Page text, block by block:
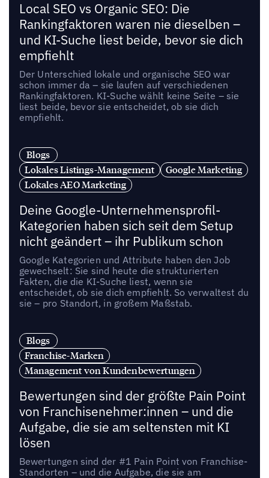
Local SEO vs Organic SEO: Die
Rankingfaktoren waren nie dieselben –
und KI-Suche liest beide, bevor sie dich
empfiehlt
Der Unterschied lokale und organische SEO war
schon immer da – sie laufen auf verschiedenen
Rankingfaktoren. KI-Suche wählt keine Seite – sie
liest beide, bevor sie entscheidet, ob sie dich
empfiehlt.
Blogs
Lokales Listings-Management
Google Marketing
Lokales AEO Marketing
Deine Google-Unternehmensprofil-
Kategorien haben sich seit dem Setup
nicht geändert – ihr Publikum schon
Google Kategorien und Attribute haben den Job
gewechselt: Sie sind heute die strukturierten
Fakten, die die KI-Suche liest, wenn sie
entscheidet, ob sie dich empfiehlt. So verwaltest du
sie – pro Standort, in großem Maßstab.
Blogs
Franchise-Marken
Management von Kundenbewertungen
Bewertungen sind der größte Pain Point
von Franchisenehmer:innen – und die
Aufgabe, die sie am seltensten mit KI
lösen
Bewertungen sind der #1 Pain Point von Franchise-
Standorten – und die Aufgabe, die sie am